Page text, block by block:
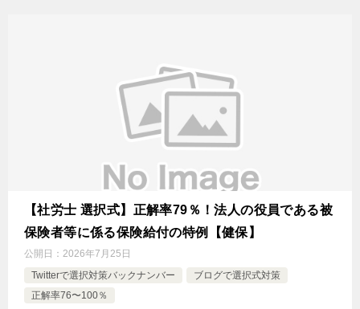
【社労士 選択式】正解率79％！法人の役員である被
保険者等に係る保険給付の特例【健保】
公開日： 2026年7月25日
Twitterで選択対策バックナンバー
ブログで選択式対策
正解率76〜100％